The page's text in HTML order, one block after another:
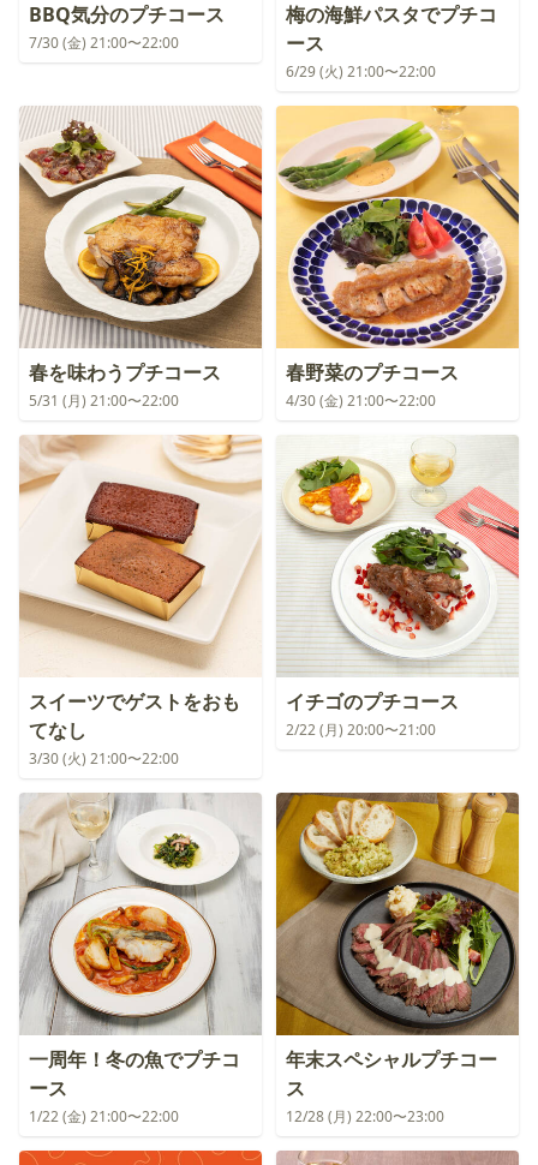
BBQ気分のプチコース
7/30 (金) 21:00〜22:00
梅の海鮮パスタでプチコ
ース
6/29 (火) 21:00〜22:00
春を味わうプチコース
5/31 (月) 21:00〜22:00
春野菜のプチコース
4/30 (金) 21:00〜22:00
スイーツでゲストをおも
てなし
3/30 (火) 21:00〜22:00
イチゴのプチコース
2/22 (月) 20:00〜21:00
一周年！冬の魚でプチコ
ース
1/22 (金) 21:00〜22:00
年末スペシャルプチコー
ス
12/28 (月) 22:00〜23:00